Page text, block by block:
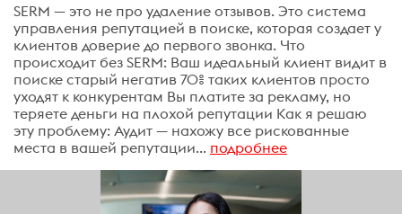
SERM — это не про удаление отзывов. Это система
управления репутацией в поиске, которая создает у
клиентов доверие до первого звонка. Что
происходит без SERM: Ваш идеальный клиент видит в
поиске старый негатив 70% таких клиентов просто
уходят к конкурентам Вы платите за рекламу, но
теряете деньги на плохой репутации Как я решаю
эту проблему: Аудит — нахожу все рискованные
места в вашей репутации... подробнее